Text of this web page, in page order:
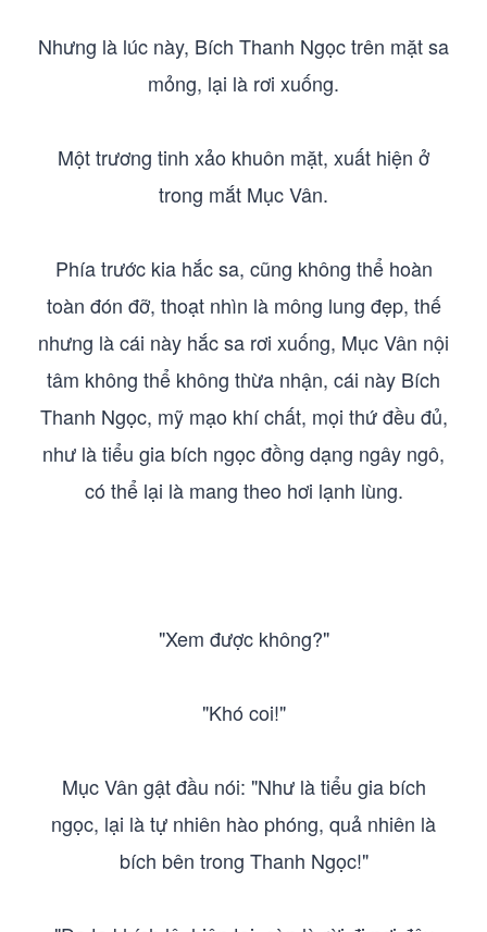
Nhưng là lúc này, Bích Thanh Ngọc trên mặt sa
mỏng, lại là rơi xuống.
Một trương tinh xảo khuôn mặt, xuất hiện ở
trong mắt Mục Vân.
Phía trước kia hắc sa, cũng không thể hoàn
toàn đón đỡ, thoạt nhìn là mông lung đẹp, thế
nhưng là cái này hắc sa rơi xuống, Mục Vân nội
tâm không thể không thừa nhận, cái này Bích
Thanh Ngọc, mỹ mạo khí chất, mọi thứ đều đủ,
như là tiểu gia bích ngọc đồng dạng ngây ngô,
có thể lại là mang theo hơi lạnh lùng.
"Xem được không?"
"Khó coi!"
Mục Vân gật đầu nói: "Như là tiểu gia bích
ngọc, lại là tự nhiên hào phóng, quả nhiên là
bích bên trong Thanh Ngọc!"